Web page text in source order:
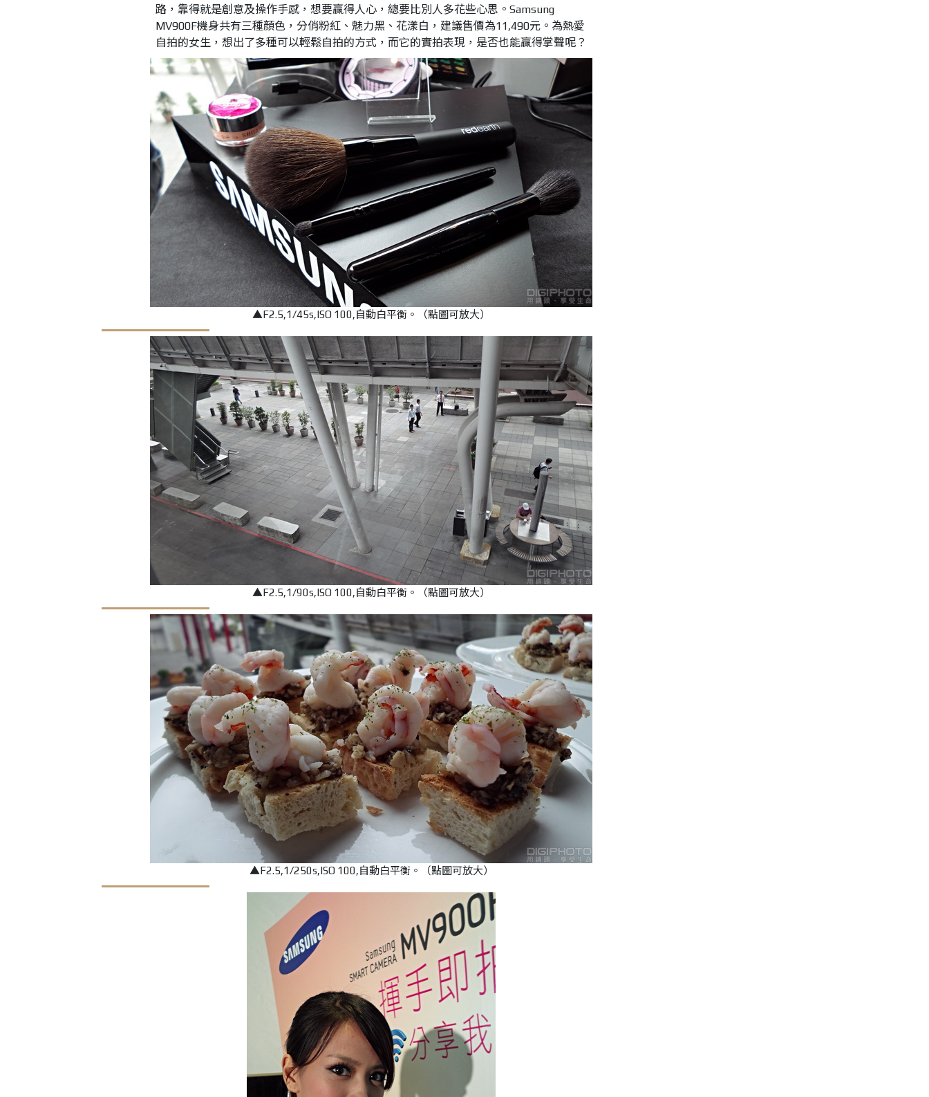
路，靠得就是創意及操作手感，想要贏得人心，總要比別人多花些心思。Samsung
MV900F機身共有三種顏色，分俏粉紅、魅力黑、花漾白，建議售價為11,490元。為熱愛
自拍的女生，想出了多種可以輕鬆自拍的方式，而它的實拍表現，是否也能贏得掌聲呢？
▲F2.5,1/45s,ISO 100,自動白平衡。（點圖可放大）
▲F2.5,1/90s,ISO 100,自動白平衡。（點圖可放大）
▲F2.5,1/250s,ISO 100,自動白平衡。（點圖可放大）